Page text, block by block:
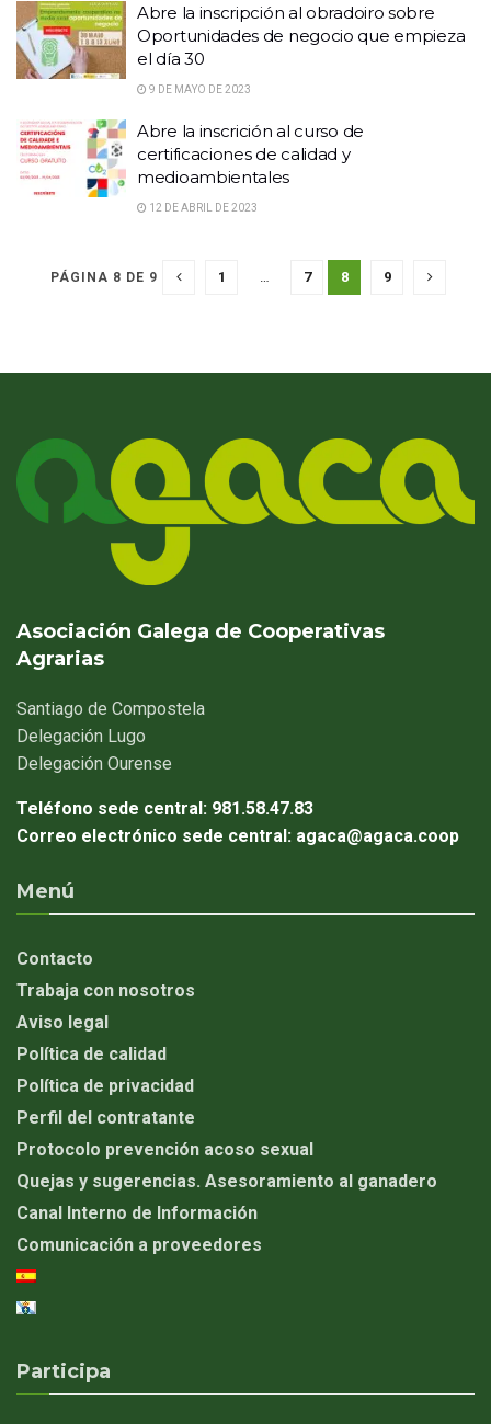
Abre la inscripción al obradoiro sobre
Oportunidades de negocio que empieza
el día 30
9 DE MAYO DE 2023
Abre la inscrición al curso de
certificaciones de calidad y
medioambientales
12 DE ABRIL DE 2023
PÁGINA 8 DE 9 1 7 8 9
Asociación Galega de Cooperativas
Agrarias
Santiago de Compostela
Delegación Lugo
Delegación Ourense
Teléfono sede central: 981.58.47.83
Correo electrónico sede central: agaca@agaca.coop
Menú
Contacto
Trabaja con nosotros
Aviso legal
Política de calidad
Política de privacidad
Perfil del contratante
Protocolo prevención acoso sexual
Quejas y sugerencias. Asesoramiento al ganadero
Canal Interno de Información
Comunicación a proveedores
Participa